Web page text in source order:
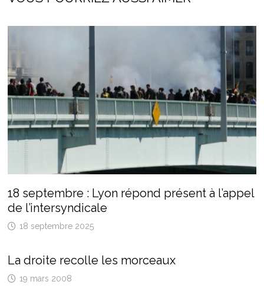
18 septembre : Lyon répond présent à l’appel
de l’intersyndicale
18 septembre 2025
La droite recolle les morceaux
19 mars 2008